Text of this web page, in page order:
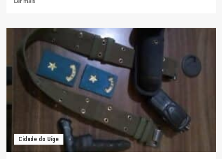
ADMINISTRADOR
AUSCULTAÇÃO
POPULAÇÃO
DO
KILUANGU
Cidade do Uíge